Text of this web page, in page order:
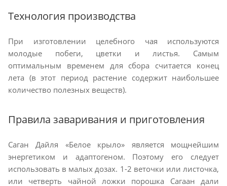
Технология производства
При изготовлении целебного чая используются
молодые побеги, цветки и листья. Самым
оптимальным временем для сбора считается конец
лета (в этот период растение содержит наибольшее
количество полезных веществ).
Правила заваривания и приготовления
Саган Дайля «Белое крыло» является мощнейшим
энергетиком и адаптогеном. Поэтому его следует
использовать в малых дозах. 1-2 веточки или листочка,
или четверть чайной ложки порошка Сагаан дали